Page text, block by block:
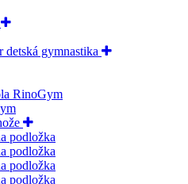
gymnastika
RinoGym
podložka
podložka
podložka
podložka